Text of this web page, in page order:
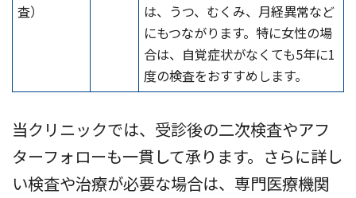
査）
は、うつ、むくみ、月経異常など
にもつながります。特に女性の場
合は、自覚症状がなくても5年に1
度の検査をおすすめします。
当クリニックでは、受診後の二次検査やアフ
ターフォローも一貫して承ります。さらに詳し
い検査や治療が必要な場合は、専門医療機関